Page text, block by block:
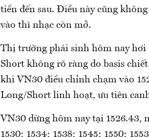
tiền đến sau. Điều này cũng
vào thì nhạc còn mở.
Thị trường phái sinh hôm nay hơi
Short không rõ ràng do basis
khi VN30 điều chỉnh chạm vào
Long/Short linh hoạt, ưu tiên
VN30 dừng hôm nay tại 1526.43,
1530; 1534; 1538; 1545; 1550;